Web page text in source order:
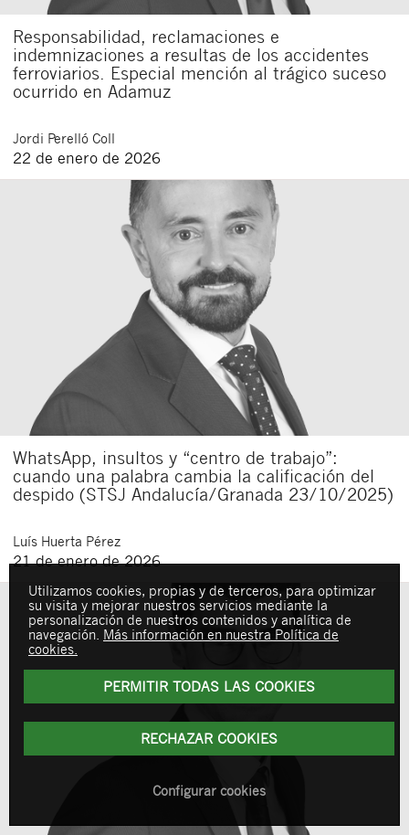
Responsabilidad, reclamaciones e
indemnizaciones a resultas de los accidentes
ferroviarios. Especial mención al trágico suceso
ocurrido en Adamuz
Jordi Perelló Coll
22 de enero de 2026
WhatsApp, insultos y “centro de trabajo”:
cuando una palabra cambia la calificación del
despido (STSJ Andalucía/Granada 23/10/2025)
Luís Huerta Pérez
21 de enero de 2026
Utilizamos cookies, propias y de terceros, para optimizar
su visita y mejorar nuestros servicios mediante la
personalización de nuestros contenidos y analítica de
navegación. Más información en nuestra Política de
cookies.
PERMITIR TODAS LAS COOKIES
RECHAZAR COOKIES
Configurar cookies